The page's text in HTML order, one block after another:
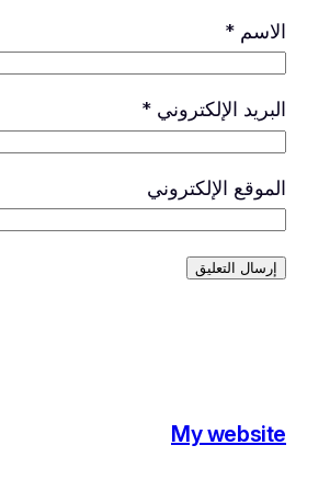
الاسم *
البريد الإلكتروني *
الموقع الإلكتروني
My website